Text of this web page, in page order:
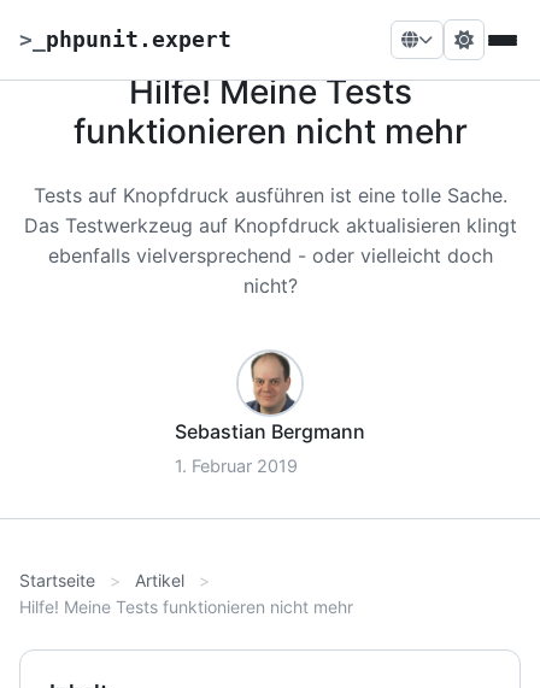
> phpunit.expert
Hilfe! Meine Tests
funktionieren nicht mehr
Tests auf Knopfdruck ausführen ist eine tolle Sache.
Das Testwerkzeug auf Knopfdruck aktualisieren klingt
ebenfalls vielversprechend - oder vielleicht doch
nicht?
Sebastian Bergmann
1. Februar 2019
Startseite
Artikel
Hilfe! Meine Tests funktionieren nicht mehr